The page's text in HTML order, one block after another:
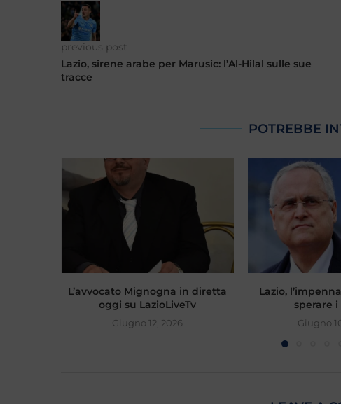
previous post
Lazio, sirene arabe per Marusic: l’Al-Hilal sulle sue
tracce
POTREBBE
L’avvocato Mignogna in diretta
oggi su LazioLiveTv
Giugno 12, 2026
Lazio,
sperare i
Giugno